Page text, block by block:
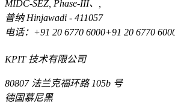
MIDC-SEZ, Phase-III、,
普纳 Hinjawadi - 411057
电话：+91 20 6770 6000+91 20 6770
KPIT 技术有限公司
80807 法兰克福环路 105b 号
德国慕尼黑